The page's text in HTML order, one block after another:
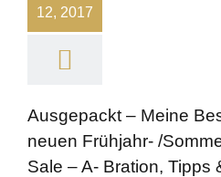
12, 2017
Ausgepackt – Meine
neuen Frühjahr- /
Sale – A- Bration, Tipps